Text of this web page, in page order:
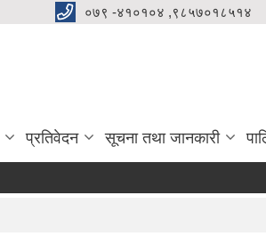
०७९ -४१०१०४ ,९८५७०१८५१४
प्रतिवेदन सूचना तथा जानकारी